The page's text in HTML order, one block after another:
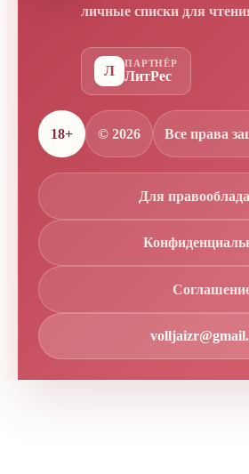
личные списки для
Л
ПАРТНЁР
ЛитРес
18+ © 2026 Все права
Для